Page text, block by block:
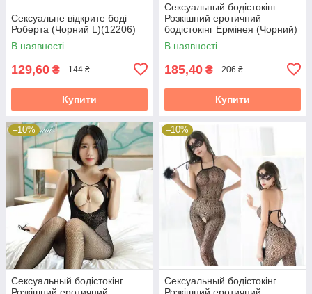
Сексуальне відкрите боді
Роберта (Чорний L)(12206)
В наявності
129,60 ₴ 144 ₴
Купити
Сексуальный бодістокінг.
Розкішний еротичний
бодістокінг Ермінея (Чорний)
Розмір: універсал. (XS-XL)
В наявності
185,40 ₴ 206 ₴
Купити
–10%
Сексуальный бодістокінг.
–10%
Сексуальный бодістокінг.